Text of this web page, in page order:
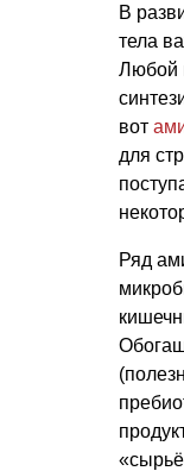
В
тела
Любой
вот
для
Ряд